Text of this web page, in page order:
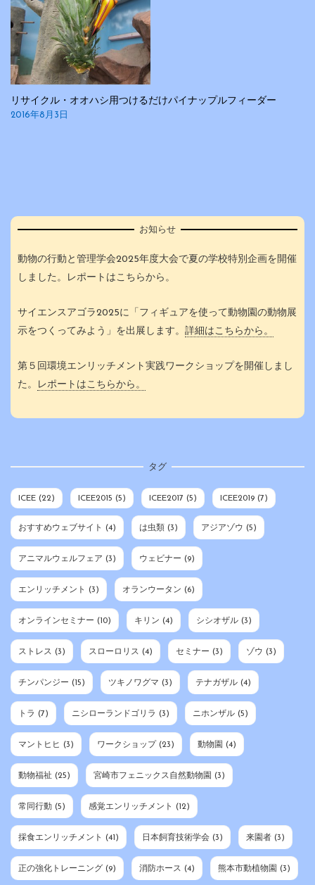
リサイクル・オオハシ用つけるだけパイナップルフィーダー
2016年8月3日
お知らせ
動物の行動と管理学会2025年度大会で夏の学校特別企画を開催
しました。レポートはこちらから。
サイエンスアゴラ2025に「フィギュアを使って動物園の動物展
示をつくってみよう」を出展します。 詳細はこちらから。
第５回環境エンリッチメント実践ワークショップを開催しまし
た。
レポートはこちらから。
タグ
ICEE (22) ICEE2015 (5) ICEE2017 (5) ICEE2019 (7)
おすすめウェブサイト (4) は虫類 (3) アジアゾウ (5)
アニマルウェルフェア (3) ウェビナー (9)
エンリッチメント (3) オランウータン (6)
オンラインセミナー (10) キリン (4) シシオザル (3)
ストレス (3) スローロリス (4) セミナー (3) ゾウ (3)
チンパンジー (15) ツキノワグマ (3) テナガザル (4)
トラ (7) ニシローランドゴリラ (3) ニホンザル (5)
マントヒヒ (3) ワークショップ (23) 動物園 (4)
動物福祉 (25) 宮崎市フェニックス自然動物園 (3)
常同行動 (5) 感覚エンリッチメント (12)
採食エンリッチメント (41) 日本飼育技術学会 (3) 来園者 (3)
正の強化トレーニング (9) 消防ホース (4) 熊本市動植物園 (3)